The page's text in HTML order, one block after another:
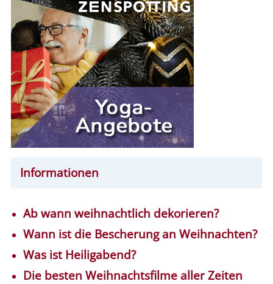
Informationen
Ab wann weihnachtlich dekorieren?
Wann ist die Bescherung an Weihnachten?
Was ist Heiligabend?
Die besten Weihnachtsfilme aller Zeiten